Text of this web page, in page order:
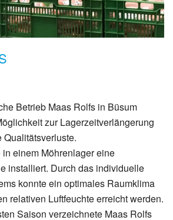
Betrieb Maas Rolfs in Büsum
zur Lagerzeitverlängerung
einem Möhrenlager eine
installiert. Durch das individuelle
konnte ein optimales Raumklima
relativen Luftfeuchte erreicht werden.
Saison verzeichnete Maas Rolfs